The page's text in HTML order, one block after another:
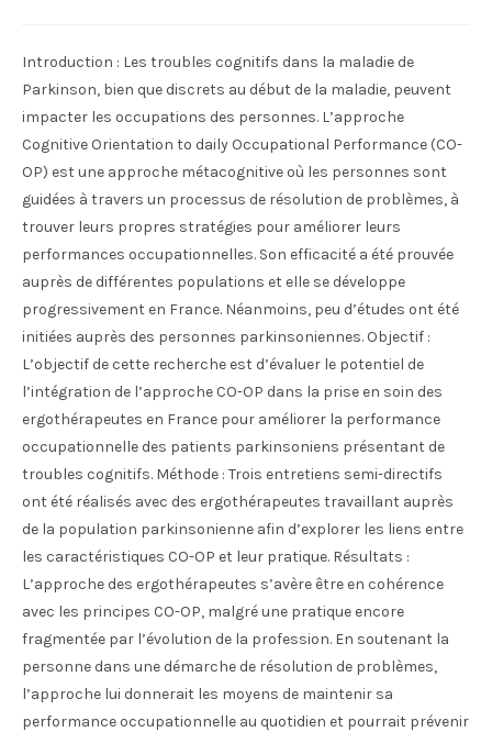
Introduction : Les troubles cognitifs dans la maladie de
Parkinson, bien que discrets au début de la maladie, peuvent
impacter les occupations des personnes. L’approche
Cognitive Orientation to daily Occupational Performance (CO-
OP) est une approche métacognitive où les personnes sont
guidées à travers un processus de résolution de problèmes, à
trouver leurs propres stratégies pour améliorer leurs
performances occupationnelles. Son efficacité a été prouvée
auprès de différentes populations et elle se développe
progressivement en France. Néanmoins, peu d’études ont été
initiées auprès des personnes parkinsoniennes. Objectif :
L’objectif de cette recherche est d’évaluer le potentiel de
l’intégration de l’approche CO-OP dans la prise en soin des
ergothérapeutes en France pour améliorer la performance
occupationnelle des patients parkinsoniens présentant de
troubles cognitifs. Méthode : Trois entretiens semi-directifs
ont été réalisés avec des ergothérapeutes travaillant auprès
de la population parkinsonienne afin d’explorer les liens entre
les caractéristiques CO-OP et leur pratique. Résultats :
L’approche des ergothérapeutes s’avère être en cohérence
avec les principes CO-OP, malgré une pratique encore
fragmentée par l’évolution de la profession. En soutenant la
personne dans une démarche de résolution de problèmes,
l’approche lui donnerait les moyens de maintenir sa
performance occupationnelle au quotidien et pourrait prévenir